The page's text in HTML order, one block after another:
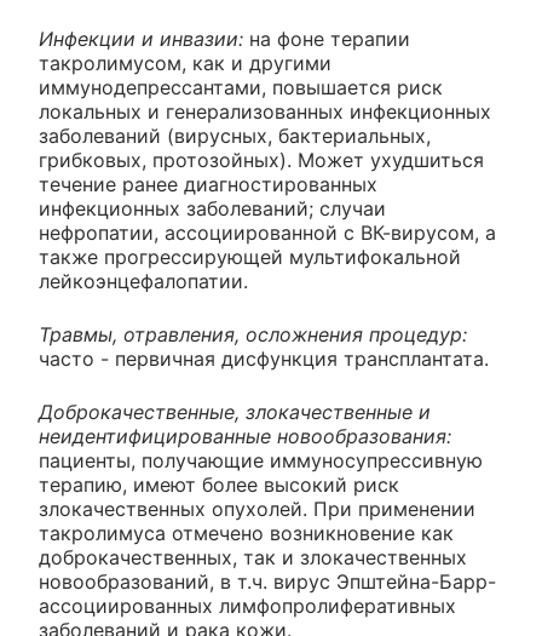
Инфекции и инвазии: на фоне терапии
такролимусом, как и другими
иммунодепрессантами, повышается риск
локальных и генерализованных инфекционных
заболеваний (вирусных, бактериальных,
грибковых, протозойных). Может ухудшиться
течение ранее диагностированных
инфекционных заболеваний; случаи
нефропатии, ассоциированной с ВК-вирусом, а
также прогрессирующей мультифокальной
лейкоэнцефалопатии.
Травмы, отравления, осложнения процедур:
часто - первичная дисфункция трансплантата.
Доброкачественные, злокачественные и
неидентифицированные новообразования:
пациенты, получающие иммуносупрессивную
терапию, имеют более высокий риск
злокачественных опухолей. При применении
такролимуса отмечено возникновение как
доброкачественных, так и злокачественных
новообразований, в т.ч. вирус Эпштейна-Барр-
ассоциированных лимфопролиферативных
заболеваний и рака кожи.